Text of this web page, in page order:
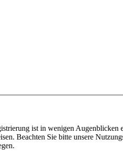
ist in wenigen
Beachten Sie bitte unsere